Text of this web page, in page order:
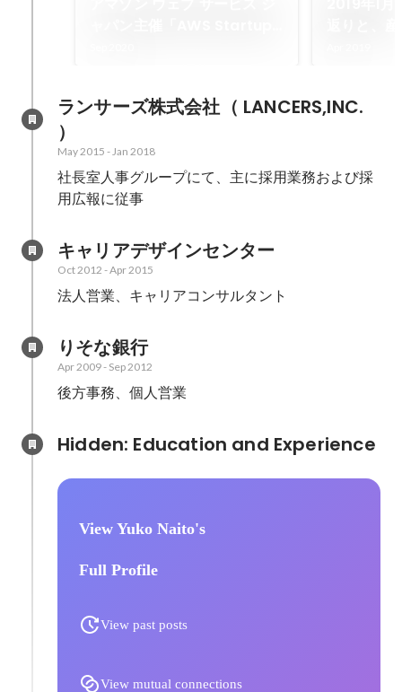
出場決定致しました。
ランサーズ株式会社（ LANCERS,INC.
）
May 2015 -Jan 2018
社長室人事グループにて、主に採用業務および採
用広報に従事
キャリアデザインセンター
Oct 2012 -Apr 2015
法人営業、キャリアコンサルタント
りそな銀行
Apr 2009- Sep 2012
後方事務、個人営業
View Yuko Naito's
Full Profile
View past posts
View mutual connections